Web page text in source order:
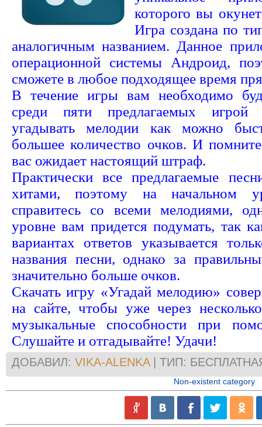
которого вы
Игра создана по
аналогичным названием. Данное
операционной системы Андроид,
сможете в любое подходящее время
В течение игры вам необходимо
среди пяти предлагаемых игрой
угадывать мелодии как можно
большее количество очков. И
вас ожидает настоящий штраф.
Практически все предлагаемые
хитами, поэтому на начальном
справитесь со всеми мелодиями,
уровне вам придется подумать, так
вариантах ответов указывается
названия песни, однако за
значительно больше очков.
Скачать игру «Угадай мелодию»
на сайте, чтобы уже через
музыкальные способности при
Слушайте и отгадывайте! Удачи!
ДОБАВИЛ: VIKA-ALENKA| ТИП:
Non-existent category